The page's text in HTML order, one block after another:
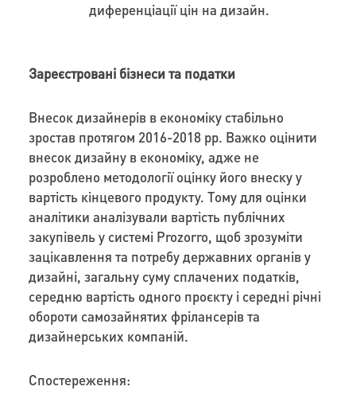
диференціації цін на дизайн.
Зареєстровані бізнеси та податки
Внесок дизайнерів в економіку стабільно
зростав протягом 2016-2018 рр. Важко оцінити
внесок дизайну в економіку, адже не
розроблено методології оцінку його внеску у
вартість кінцевого продукту. Тому для оцінки
аналітики аналізували вартість публічних
закупівель у системі Prozorro, щоб зрозуміти
зацікавлення та потребу державних органів у
дизайні, загальну суму сплачених податків,
середню вартість одного проєкту і середні річні
обороти самозайнятих фрілансерів та
дизайнерських компаній.
Спостереження: